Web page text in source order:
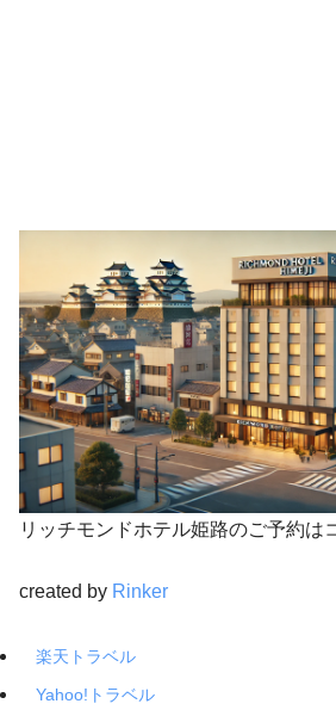
リッチモンドホテル姫路のご予約は
created by Rinker
楽天トラベル
Yahoo!トラベル